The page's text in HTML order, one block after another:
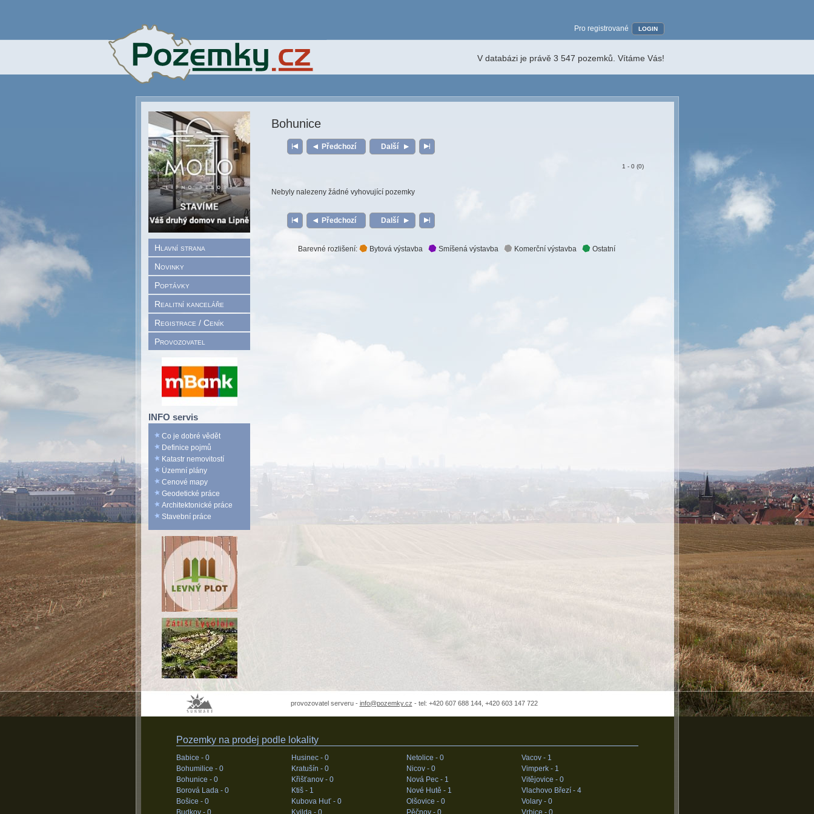
Hlavní strana
Novinky
Poptávky
Realitní kanceláře
Registrace / Ceník
Provozovatel
INFO servis
Co je dobré vědět
Definice pojmů
Katastr nemovitostí
Územní plány
Cenové mapy
Geodetické práce
Architektonické práce
Stavební práce
Pro registrované LOGIN
V databázi je právě 3 547 pozemků. Vítáme Vás!
Bohunice
Předchozí Další
1 - 0 (0)
Nebyly nalezeny žádné vyhovující pozemky
Předchozí Další
Barevné rozlišení: Bytová výstavba Smíšená výstavba Komerční výstavba Ostatní
provozovatel serveru - info@pozemky.cz - tel: +420 607 688 144, +420 603 147 722
Pozemky na prodej podle lokality
Babice - 0
Bohumilice - 0
Bohunice - 0
Borová Lada - 0
Bošice - 0
Budkov - 0
Husinec - 0
Kratušín - 0
Křišťanov - 0
Ktiš - 1
Kubova Huť - 0
Kvilda - 0
Netolice - 0
Nicov - 0
Nová Pec - 1
Nové Hutě - 1
Olšovice - 0
Pěčnov - 0
Vacov - 1
Vimperk - 1
Vitějovice - 0
Vlachovo Březí - 4
Volary - 0
Vrbice - 0